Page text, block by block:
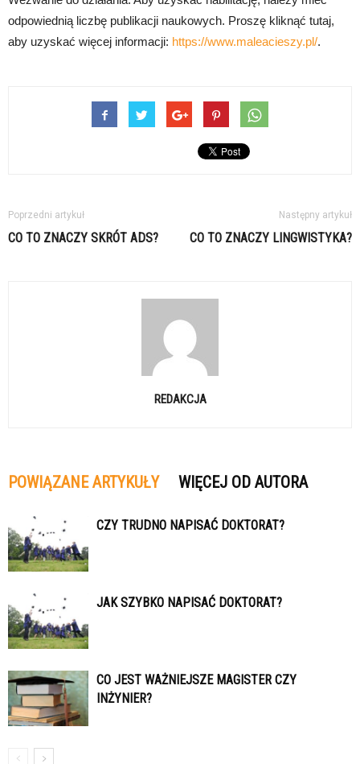
odpowiednią liczbę publikacji naukowych. Proszę kliknąć tutaj,
aby uzyskać więcej informacji: https://www.maleacieszy.pl/.
Poprzedni artykuł
CO TO ZNACZY SKRÓT ADS?
Następny artykuł
CO TO ZNACZY LINGWISTYKA?
REDAKCJA
POWIĄZANE ARTYKUŁY WIĘCEJ OD AUTORA
CZY TRUDNO NAPISAĆ DOKTORAT?
JAK SZYBKO NAPISAĆ DOKTORAT?
CO JEST WAŻNIEJSZE MAGISTER CZY
INŻYNIER?